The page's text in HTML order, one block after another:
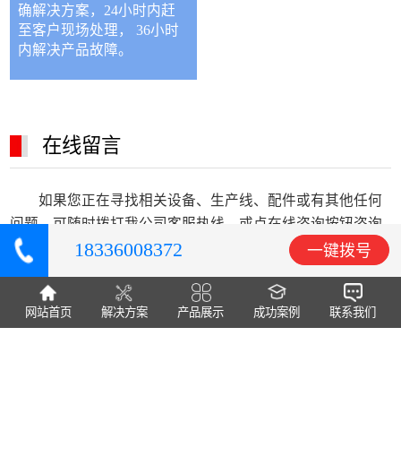
确解决方案，24小时内赶
至客户现场处理， 36小时
内解决产品故障。
在线留言
如果您正在寻找相关设备、生产线、配件或有其他任何
问题，可随时拨打我公司客服热线，或点在线咨询按钮咨询
报价！
全国统一销售热线:18336008372
18336008372 一键拨号
网站首页 解决方案 产品展示 成功案例 联系我们